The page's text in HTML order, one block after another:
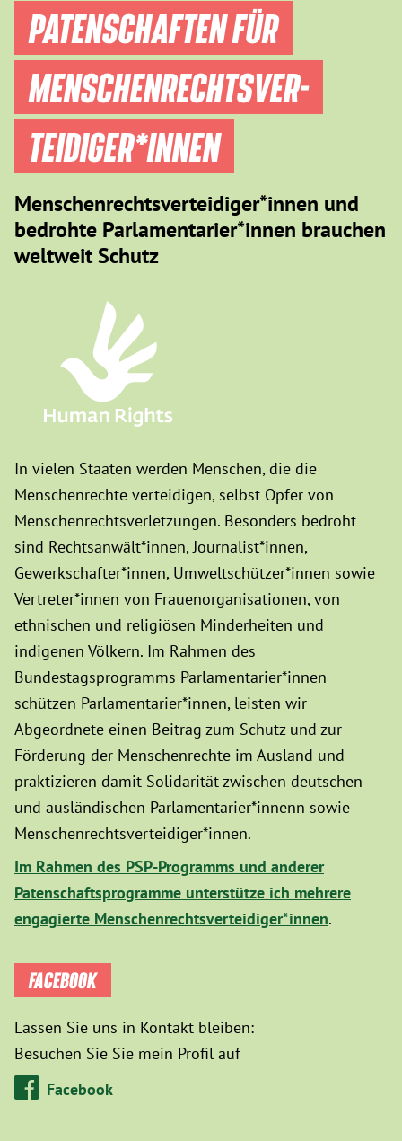
PATENSCHAFTEN FÜR
MENSCHEN­RECHTS­VER­
TEIDIGER­*INNEN
Menschenrechtsverteidiger*innen und
bedrohte Parlamentarier*innen brauchen
weltweit Schutz
In vielen Staaten werden Menschen, die die
Menschenrechte verteidigen, selbst Opfer von
Menschenrechtsverletzungen. Besonders bedroht
sind Rechtsanwält*innen, Journalist*innen,
Gewerkschafter*innen, Umweltschützer*innen sowie
Vertreter*innen von Frauenorganisationen, von
ethnischen und religiösen Minderheiten und
indigenen Völkern. Im Rahmen des
Bundestagsprogramms Parlamentarier*innen
schützen Parlamentarier*innen, leisten wir
Abgeordnete einen Beitrag zum Schutz und zur
Förderung der Menschenrechte im Ausland und
praktizieren damit Solidarität zwischen deutschen
und ausländischen Parlamentarier*innenn sowie
Menschenrechtsverteidiger*innen.
Im Rahmen des PSP-Programms und anderer
Patenschaftsprogramme unterstütze ich mehrere
engagierte Menschenrechtsverteidiger*innen.
FACEBOOK
Lassen Sie uns in Kontakt bleiben:
Besuchen Sie Sie mein Profil auf
Facebook